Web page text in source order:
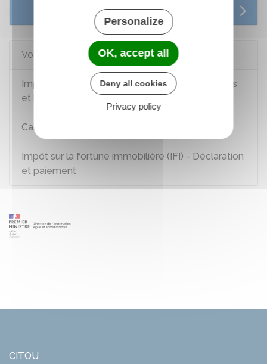
Services en ligne et formulaires
Voir aussi
Impôt sur la fortune immobilière (IFI) : personnes
et biens concernés
Calcul de l'impôt sur la fortune immobilière (IFI)
Impôt sur la fortune immobilière (IFI) - Déclaration
et paiement
CITOU
Personalize
OK, accept all
Deny all cookies
Privacy policy